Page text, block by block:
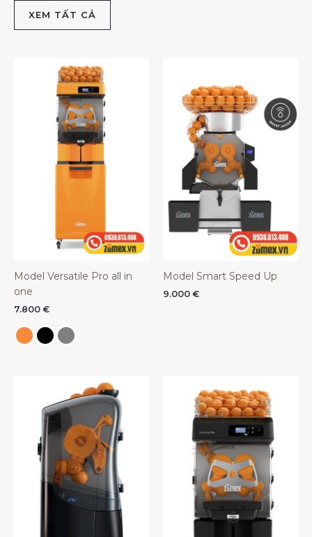
XEM TẤT CẢ
Model Versatile Pro all in
one
7.800 €
Model Smart Speed Up
9.000 €